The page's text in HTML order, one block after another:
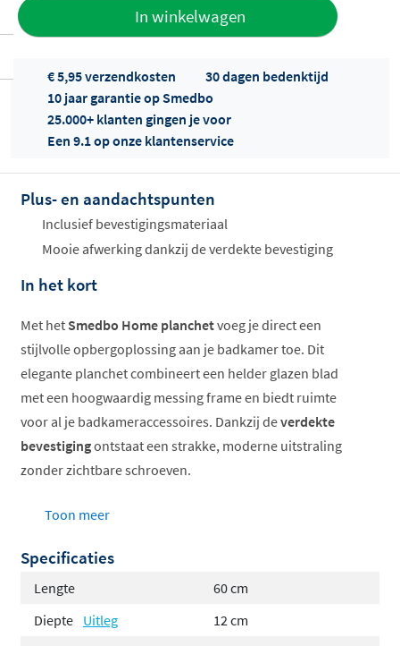
In winkelwagen
Offertes
ophalen...
€ 5,95 verzendkosten
30 dagen bedenktijd
10 jaar garantie op Smedbo
25.000+ klanten gingen je voor
Een 9.1 op onze klantenservice
Plus- en aandachtspunten
Inclusief bevestigingsmateriaal
Mooie afwerking dankzij de verdekte bevestiging
In het kort
Met het Smedbo Home planchetvoeg je direct een
stijlvolle opbergoplossing aan je badkamer toe. Dit
elegante planchet combineert een helder glazen blad
met een hoogwaardig messing frame en biedt ruimte
voor al je badkameraccessoires. Dankzij deverdekte
bevestigingontstaat een strakke, moderne uitstraling
zonder zichtbare schroeven.
Ruim formaat van 60 cm breed
Chroom of mat chroom frame
Verdekte wandmontage
Toon meer
Specificaties
Lengte
60 cm
Diepte Uitleg
12 cm